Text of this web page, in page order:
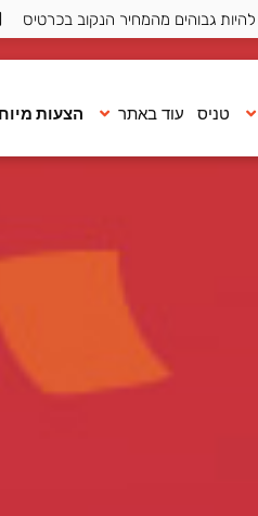
גבוהים מהמחיר הנקוב בכרטיס
טניס עוד באתר הצעות